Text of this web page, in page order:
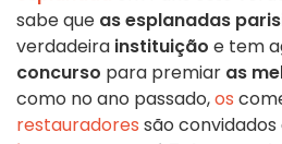
sabe que as esplanadas
verdadeira instituição e tem
concurso para premiar as
como no ano passado,os
restauradores são